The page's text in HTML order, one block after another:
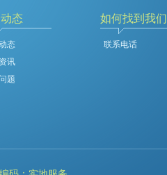
态
态
讯
题
如何找到我们
联系电话